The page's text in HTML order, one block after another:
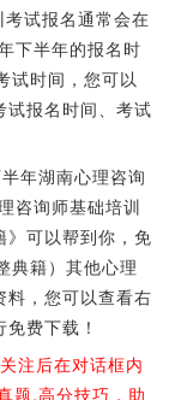
试报名通常会在
下半年的报名时
试时间，您可以
试报名时间、考试
年湖南心理咨询
咨询师基础培训
》可以帮到你，免
典籍）其他心理
料，您可以查看右
费下载！
注后在对话框内
题,高分技巧，助